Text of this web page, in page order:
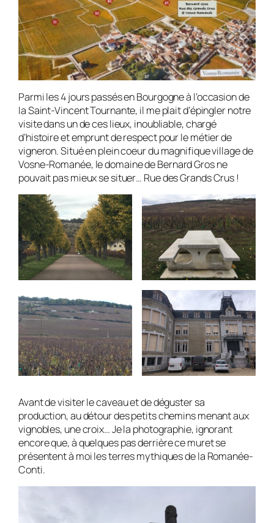
Parmi les 4 jours passés en Bourgogne à l’occasion de
la Saint-Vincent Tournante, il me plait d’épingler notre
visite dans un de ces lieux, inoubliable, chargé
d’histoire et emprunt de respect pour le métier de
vigneron. Situé en plein coeur du magnifique village de
Vosne-Romanée, le domaine de Bernard Gros ne
pouvait pas mieux se situer… Rue des Grands Crus !
Avant de visiter le caveau et de déguster sa
production, au détour des petits chemins menant aux
vignobles, une croix… Je la photographie, ignorant
encore que, à quelques pas derrière ce muret se
présentent à moi les terres mythiques de la Romanée-
Conti.